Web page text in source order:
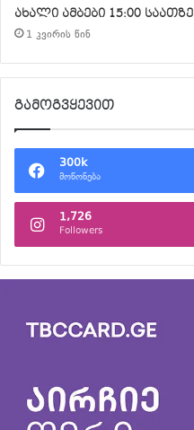
ახალი ამბები 15:00 საათზე
1 კვირის წინ
გამოგვყევით
300k
მოწონება
1,726
Followers